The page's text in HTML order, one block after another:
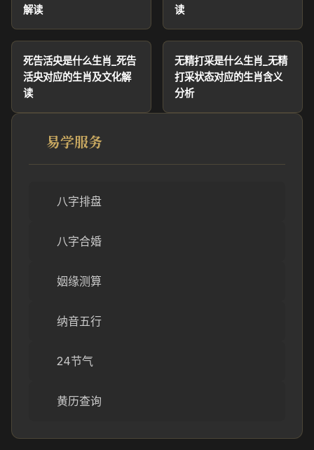
解读
读
死告活央是什么生肖_死告
活央对应的生肖及文化解
读
无精打采是什么生肖_无精
打采状态对应的生肖含义
分析
易学服务
八字排盘
八字合婚
姻缘测算
纳音五行
24节气
黄历查询